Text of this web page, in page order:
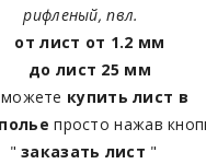
рифленый, пвл.
от лист от 1.2 мм
до лист 25 мм
купить лист в
просто нажав
"заказать лист "